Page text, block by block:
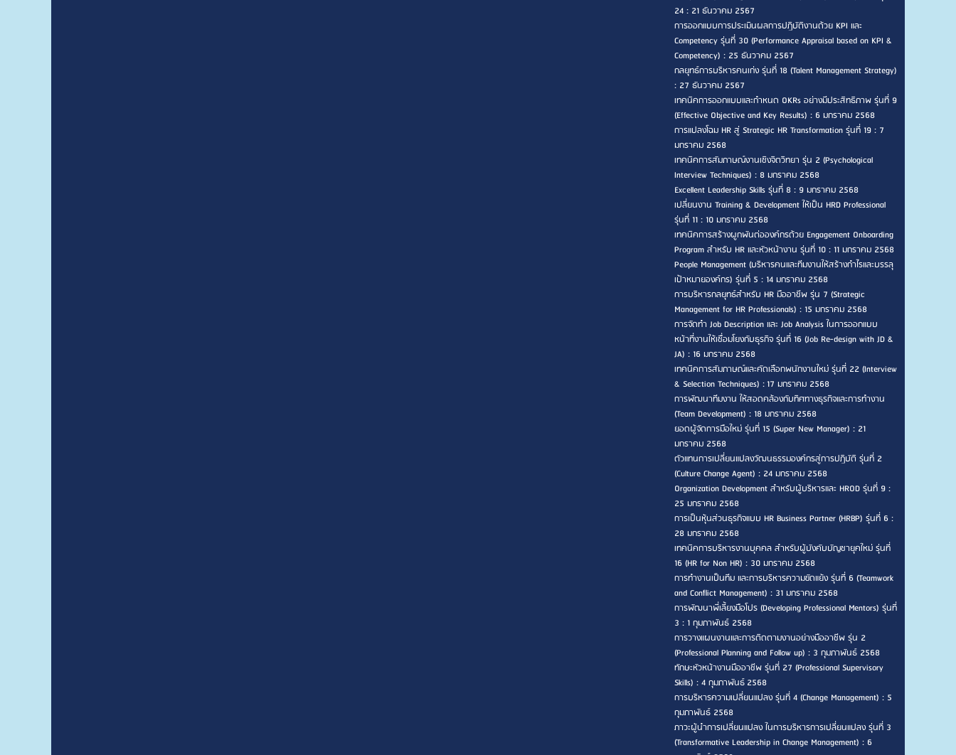
24 : 21 ธันวาคม 2567
การออกแบบการประเมินผลการปฏิบัติงานด้วย KPI และ
Competency รุ่นที่ 30 (Performance Appraisal based on KPI &
Competency) : 25 ธันวาคม 2567
กลยุทธ์การบริหารคนเก่ง รุ่นที่ 18 (Talent Management Strategy)
: 27 ธันวาคม 2567
เทคนิคการออกแบบและกำหนด OKRs อย่างมีประสิทธิภาพ รุ่นที่ 9
(Effective Objective and Key Results) : 6 มกราคม 2568
การแปลงโฉม HR สู่ Strategic HR Transformation รุ่นที่ 19 : 7
มกราคม 2568
เทคนิคการสัมภาษณ์งานเชิงจิตวิทยา รุ่น 2 (Psychological
Interview Techniques) : 8 มกราคม 2568
Excellent Leadership Skills รุ่นที่ 8 : 9 มกราคม 2568
เปลี่ยนงาน Training & Development ให้เป็น HRD Professional
รุ่นที่ 11 : 10 มกราคม 2568
เทคนิคการสร้างผูกพันต่อองค์กรด้วย Engagement Onboarding
Program สำหรับ HR และหัวหน้างาน รุ่นที่ 10 : 11 มกราคม 2568
People Management (บริหารคนและทีมงานให้สร้างกำไรและบรรลุ
เป้าหมายองค์กร) รุ่นที่ 5 : 14 มกราคม 2568
การบริหารกลยุทธ์สำหรับ HR มืออาชีพ รุ่น 7 (Strategic
Management for HR Professionals) : 15 มกราคม 2568
การจัดทำ Job Description และ Job Analysis ในการออกแบบ
หน้าที่งานให้เชื่อมโยงกับธุรกิจ รุ่นที่ 16 (Job Re-design with JD &
JA) : 16 มกราคม 2568
เทคนิคการสัมภาษณ์และคัดเลือกพนักงานใหม่ รุ่นที่ 22 (Interview
& Selection Techniques) : 17 มกราคม 2568
การพัฒนาทีมงาน ให้สอดคล้องกับทิศทางธุรกิจและการทำงาน
(Team Development) : 18 มกราคม 2568
ยอดผู้จัดการมือใหม่ รุ่นที่ 15 (Super New Manager) : 21
มกราคม 2568
ตัวแทนการเปลี่ยนแปลงวัฒนธรรมองค์กรสู่การปฏิบัติ รุ่นที่ 2
(Culture Change Agent) : 24 มกราคม 2568
Organization Development สำหรับผู้บริหารและ HROD รุ่นที่ 9 :
25 มกราคม 2568
การเป็นหุ้นส่วนธุรกิจแบบ HR Business Partner (HRBP) รุ่นที่ 6 :
28 มกราคม 2568
เทคนิคการบริหารงานบุคคล สำหรับผู้บังคับบัญชายุคใหม่ รุ่นที่
16 (HR for Non HR) : 30 มกราคม 2568
การทำงานเป็นทีม และการบริหารความขัดแย้ง รุ่นที่ 6 (Teamwork
and Conflict Management) : 31 มกราคม 2568
การพัฒนาพี่เลี้ยงมือโปร (Developing Professional Mentors) รุ่นที่
3 : 1 กุมภาพันธ์ 2568
การวางแผนงานและการติดตามงานอย่างมืออาชีพ รุ่น 2
(Professional Planning and Follow up) : 3 กุมภาพันธ์ 2568
ทักษะหัวหน้างานมืออาชีพ รุ่นที่ 27 (Professional Supervisory
Skills) : 4 กุมภาพันธ์ 2568
การบริหารความเปลี่ยนแปลง รุ่นที่ 4 (Change Management) : 5
กุมภาพันธ์ 2568
ภาวะผู้นำการเปลี่ยนแปลง ในการบริหารการเปลี่ยนแปลง รุ่นที่ 3
(Transformative Leadership in Change Management) : 6